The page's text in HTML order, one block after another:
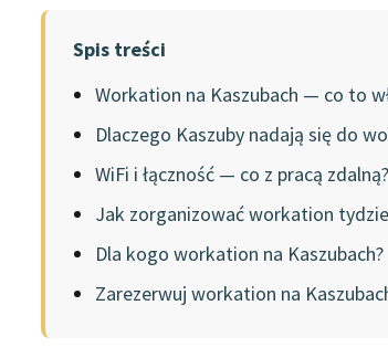
Spis treści
Workation na Kaszubach — co to
Dlaczego Kaszuby nadają się do
WiFi i łączność — co z pracą zdalną?
Jak zorganizować workation
Dla kogo workation na Kaszubach?
Zarezerwuj workation na